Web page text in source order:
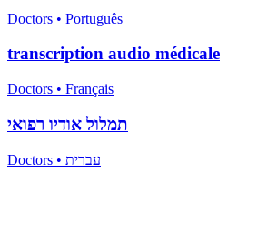
Doctors • Português
transcription audio médicale
Doctors • Français
תמלול אודיו רפואי
Doctors • עברית